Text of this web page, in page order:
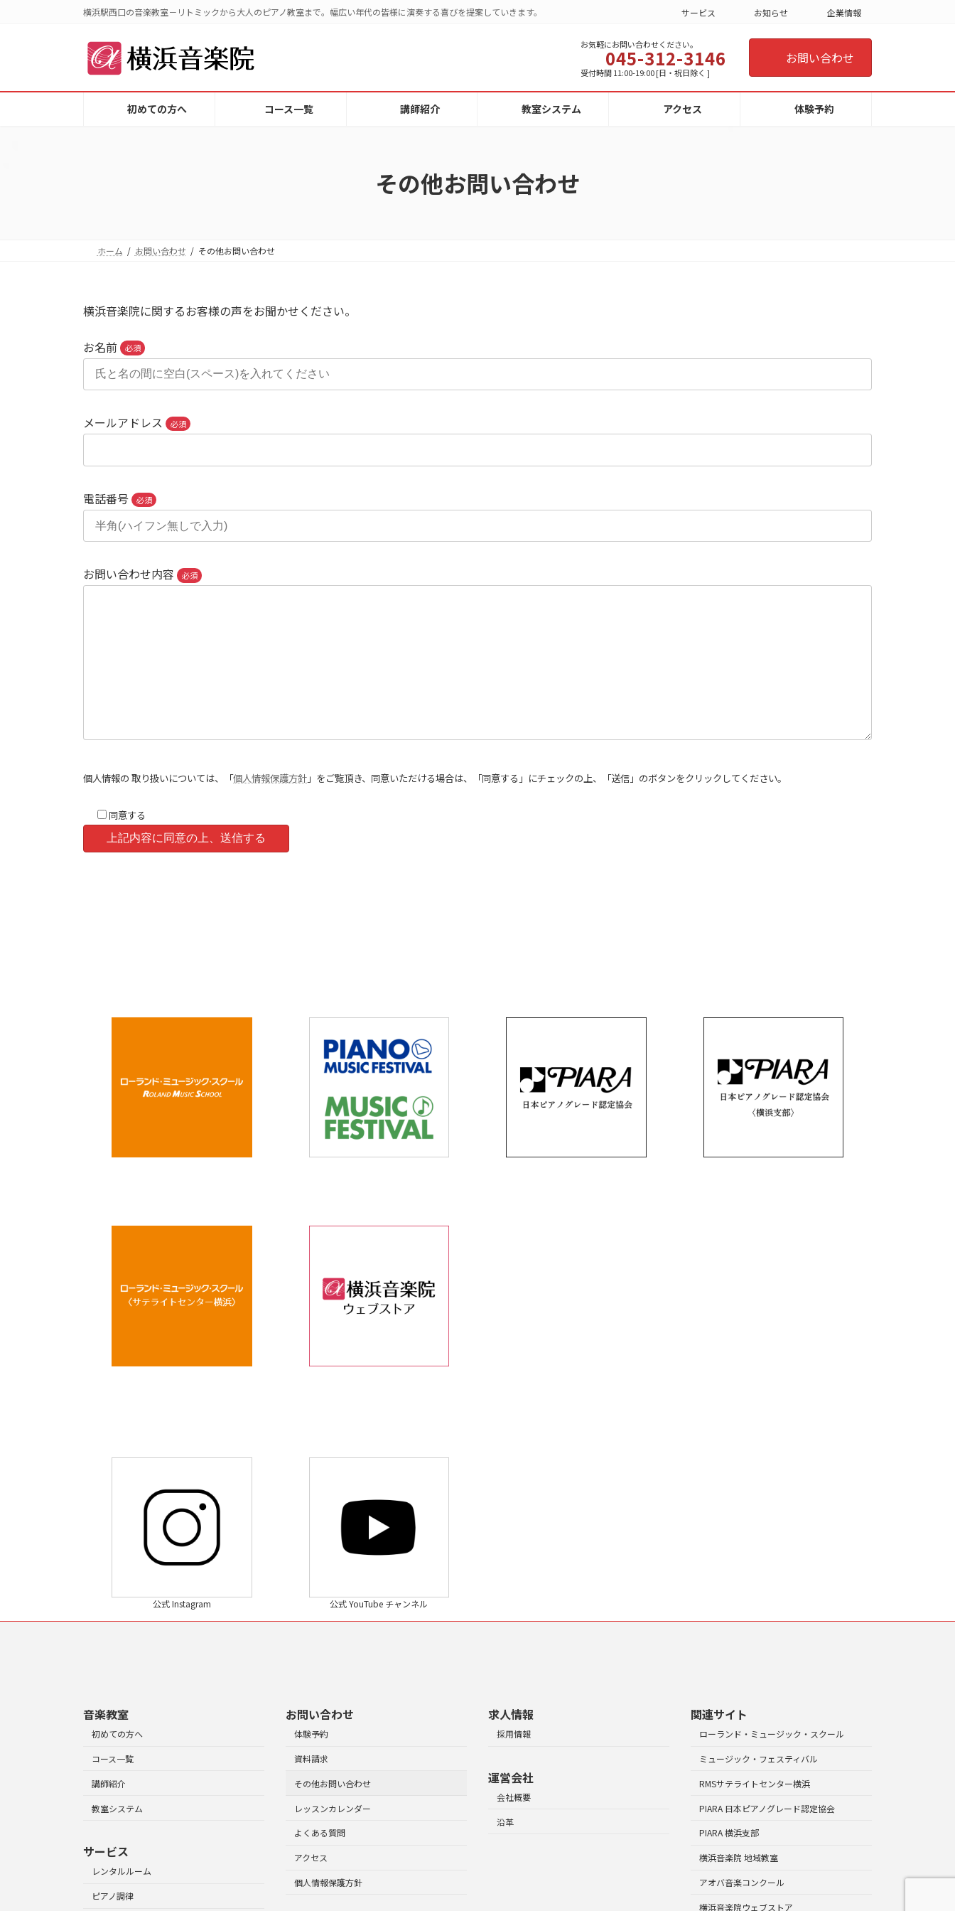
へ
ョ
横浜駅西口の音楽教室－リトミックから大人のピアノ教室まで。幅広い年代の皆様に演奏する喜びを提案していきます。 サービス お知らせ 企業情報
お気軽にお問い合わせください。
045-312-3146
受付時間 11:00-19:00 [日・祝日除く ]
お問い合わせ
初めての方へ コース一覧 講師紹介 教室システム アクセス 体験予約
その他お問い合わせ
ホーム お問い合わせ その他お問い合わせ
横浜音楽院に関するお客様の声をお聞かせください。
お名前 必須
メールアドレス 必須
電話番号 必須
お問い合わせ内容 必須
個人情報の 取り扱いについては、「個人情報保護方針 」をご覧頂き、同意いただける場合は、「同意する」にチェックの上、「送信」のボタンをクリックしてください。
同意する
公式 Instagram 公式 YouTube チャンネル
音楽教室
初めての方へ
コース一覧
講師紹介
教室システム
サービス
レンタルルーム
ピアノ調律
お問い合わせ
体験予約
資料請求
その他お問い合わせ
レッスンカレンダー
よくある質問
アクセス
個人情報保護方針
求人情報
採用情報
運営会社
会社概要
沿革
関連サイト
ローランド・ミュージック・スクール
ミュージック・フェスティバル
RMSサテライトセンター横浜
PIARA 日本ピアノグレード認定協会
PIARA 横浜支部
横浜音楽院 地域教室
アオバ音楽コンクール
横浜音楽院ウェブストア